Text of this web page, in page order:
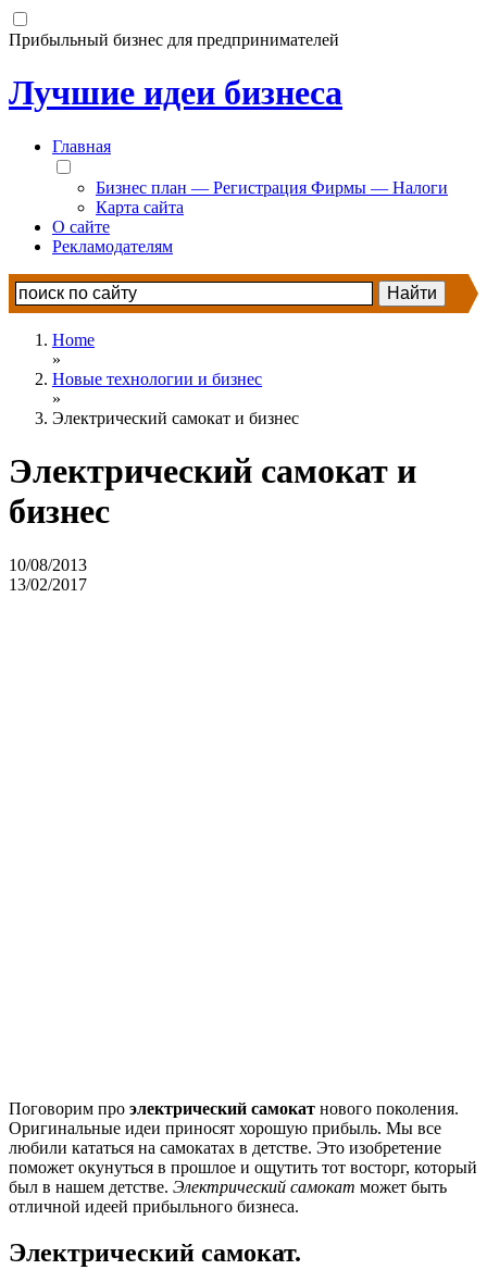
Прибыльный бизнес для предпринимателей
Лучшие идеи бизнеса
Главная
Бизнес план — Регистрация Фирмы — Налоги
Карта сайта
О сайте
Рекламодателям
Home
»
Новые технологии и бизнес
»
Электрический самокат и бизнес
Электрический самокат и
бизнес
10/08/2013
13/02/2017
Поговорим про электрический самокат нового поколения.
Оригинальные идеи приносят хорошую прибыль. Мы все
любили кататься на самокатах в детстве. Это изобретение
поможет окунуться в прошлое и ощутить тот восторг, который
был в нашем детстве. Электрический самокат может быть
отличной идеей прибыльного бизнеса.
Электрический самокат.